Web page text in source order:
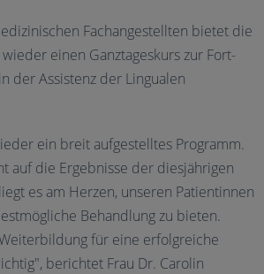
Fachangestellten bietet die
wieder einen Ganztageskurs zur Fort-
der Assistenz der Lingualen
ein breit aufgestelltes Programm.
auf die Ergebnisse der diesjährigen
es am Herzen, unseren Patientinnen
Behandlung zu bieten.
für eine erfolgreiche
berichtet Frau Dr. Carolin